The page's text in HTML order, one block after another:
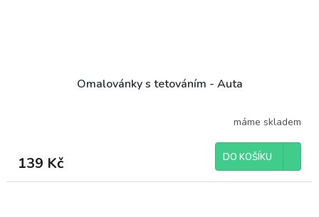
Omalovánky s tetováním - Auta
máme skladem
139 Kč DO KOŠÍKU